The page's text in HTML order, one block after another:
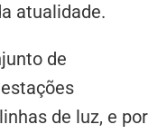
atualidade.
de
de luz, e por